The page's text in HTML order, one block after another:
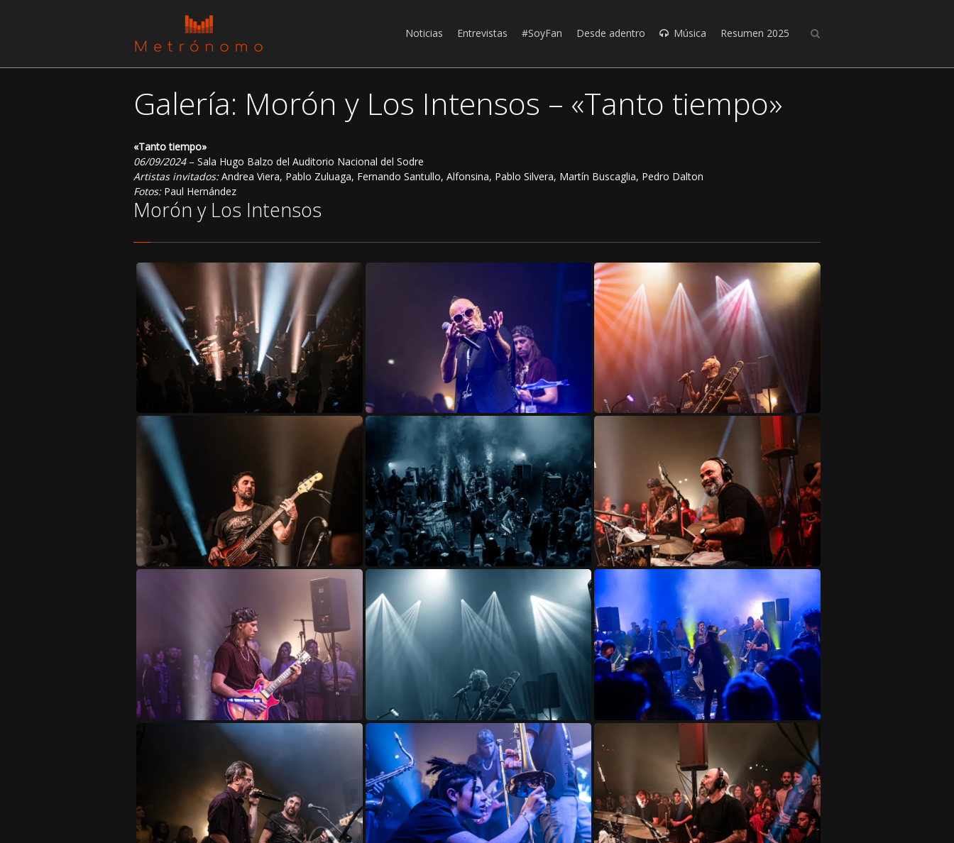
Noticias Entrevistas #SoyFan Desde adentro Música Resumen 2025
Galería: Morón y Los Intensos – «Tanto tiempo»
«Tanto tiempo»
06/09/2024– Sala Hugo Balzo del Auditorio Nacional del Sodre
Artistas invitados:Andrea Viera, Pablo Zuluaga, Fernando Santullo, Alfonsina, Pablo Silvera, Martín Buscaglia, Pedro Dalton
Fotos:Paul Hernández
Morón y Los Intensos